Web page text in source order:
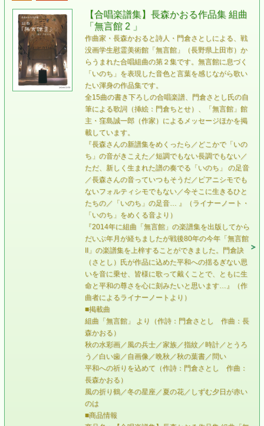
【合唱楽譜集】長森かおる作品集 組曲
「無言館 2 」
作曲家・長森かおると詩人・門倉さとしによる、戦
没画学生慰霊美術館「無言館」（長野県上田市）か
らうまれた合唱組曲の第２集です。無言館に息づく
「いのち」を表現した音色と言葉を感じながら歌い
たい渾身の作品集です。
全15曲の書き下ろしの合唱楽譜、門倉さとし氏の自
筆による歌詞（挿絵：門倉ちとせ）、「無言館」館
主・窪島誠一郎（作家）によるメッセージほかを掲
載しています。
『長森さんの新譜集をめくったら／どこかで「いの
ち」の音がきこえた／短調でもない長調でもない／
ただ、新しく生まれた譜の奏でる「いのち」 の足音
／長森さんの音っていつもそうだ／ピアニシモでも
ないフォルティシモでもない／今そこに生きるひと
たちの／「いのち」の足音… 』（ライナーノート・
「いのち」をめくる音より）
『2014年に組曲「無言館」の楽譜集を出版してから
だいぶ年月が経ちましたが戦後80年の今年「無言館
II」の楽譜集を上梓することができました。門倉訣
（さとし）氏が作品に込めた平和への揺るぎない思
いを音に乗せ、皆様に歌って戴くことで、ともに生
命と平和の尊さを心に刻みたいと思います…』（作
曲者によるライナーノートより）
■掲載曲
組曲「無言館」 より（作詩：門倉さとし 作曲：長
森かおる）
秋の水彩画／風の兵士／家族／指紋／時計／とうろ
う／白い歯／自画像／晩秋／秋の葉書／問い
平和への祈りを込めて（作詩：門倉さとし 作曲：
長森かおる）
風の折り鶴／冬の星座／夏の花／しずむ夕日が赤い
のは
■商品情報